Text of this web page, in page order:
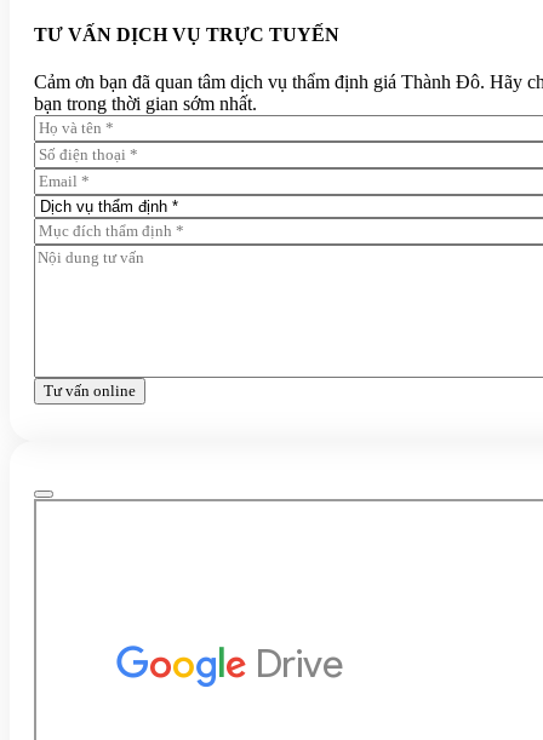
TƯ VẤN DỊCH VỤ TRỰC TUYẾN
Cảm ơn bạn đã quan tâm dịch vụ thẩm định giá Thành Đô. Hãy
bạn trong thời gian sớm nhất.
Tư vấn online